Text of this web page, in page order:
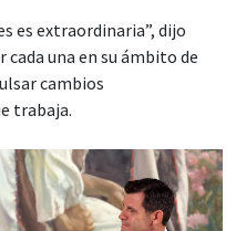
es extraordinaria”, dijo
cada una en su ámbito de
cambios
trabaja.